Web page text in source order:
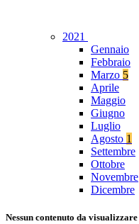
2021
Gennaio
Febbraio
Marzo 5
Aprile
Maggio
Giugno
Luglio
Agosto 1
Settembre
Ottobre
Novembre
Dicembre
Nessun contenuto da visualizzare